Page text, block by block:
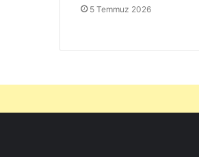
5 Temmuz 2026